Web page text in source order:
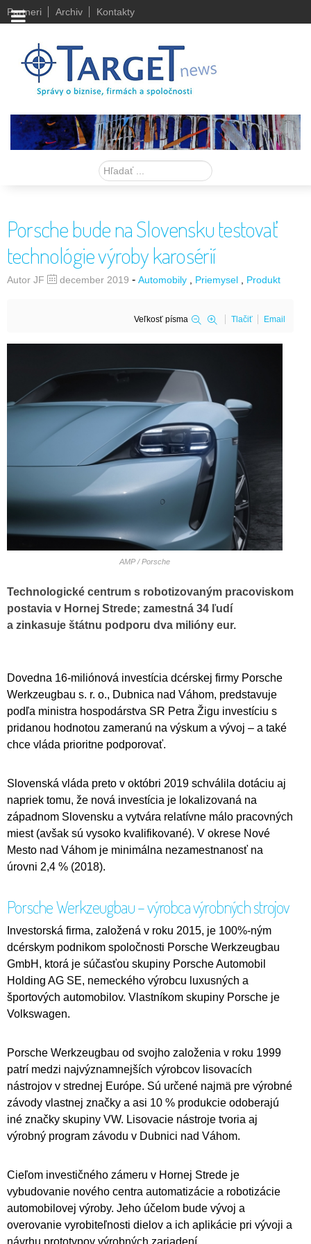
Partneri Archiv Kontakty
Hľadať
Porsche bude na Slovensku testovať
technológie výroby karosérií
Autor JF december 2019 - Automobily Priemysel Produkt
Veľkosť písma Tlačiť Email
AMP / Porsche
Technologické centrum s robotizovaným pracoviskom
postavia v Hornej Strede; zamestná 34 ľudí
a zinkasuje štátnu podporu dva milióny eur.
Dovedna 16-miliónová investícia dcérskej firmy Porsche
Werkzeugbau s. r. o., Dubnica nad Váhom, predstavuje
podľa ministra hospodárstva SR Petra Žigu investíciu s
pridanou hodnotou zameranú na výskum a vývoj – a také
chce vláda prioritne podporovať.
Slovenská vláda preto v októbri 2019 schválila dotáciu aj
napriek tomu, že nová investícia je lokalizovaná na
západnom Slovensku a vytvára relatívne málo pracovných
miest (avšak sú vysoko kvalifikované). V okrese Nové
Mesto nad Váhom je minimálna nezamestnanosť na
úrovni 2,4 % (2018).
Porsche Werkzeugbau – výrobca výrobných strojov
Investorská firma, založená v roku 2015, je 100%-ným
dcérskym podnikom spoločnosti Porsche Werkzeugbau
GmbH, ktorá je súčasťou skupiny Porsche Automobil
Holding AG SE, nemeckého výrobcu luxusných a
športových automobilov. Vlastníkom skupiny Porsche je
Volkswagen.
Porsche Werkzeugbau od svojho založenia v roku 1999
patrí medzi najvýznamnejších výrobcov lisovacích
nástrojov v strednej Európe. Sú určené najmä pre výrobné
závody vlastnej značky a asi 10 % produkcie odoberajú
iné značky skupiny VW. Lisovacie nástroje tvoria aj
výrobný program závodu v Dubnici nad Váhom.
Cieľom investičného zámeru v Hornej Strede je
vybudovanie nového centra automatizácie a robotizácie
automobilovej výroby. Jeho účelom bude vývoj a
overovanie vyrobiteľnosti dielov a ich aplikácie pri vývoji a
návrhu prototypov výrobných zariadení.